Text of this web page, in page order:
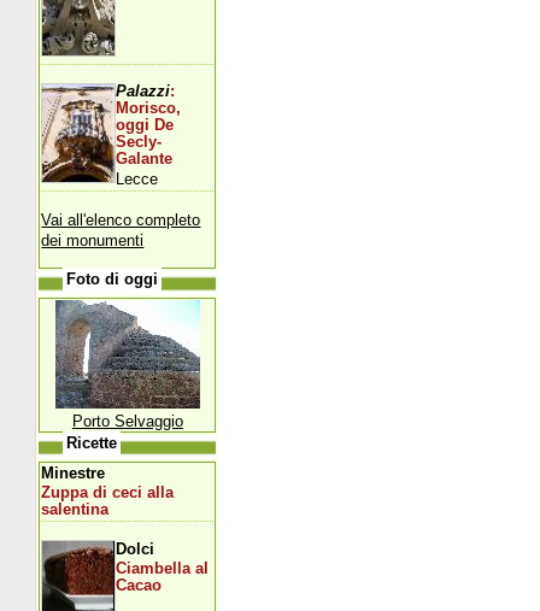
Palazzi:
Morisco,
oggi De
Secly-
Galante
Lecce
Vai all'elenco completo
dei monumenti
Foto di oggi
Porto Selvaggio
Ricette
Minestre
Zuppa di ceci alla
salentina
Dolci
Ciambella al
Cacao